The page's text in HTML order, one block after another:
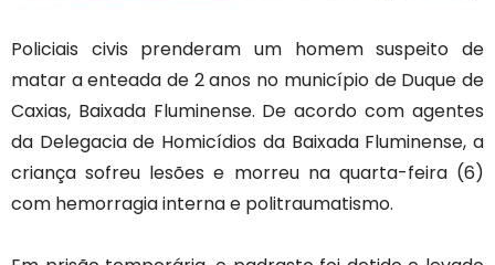
Policiais civis prenderam um homem suspeito de
matar a enteada de 2 anos no município de Duque de
Caxias, Baixada Fluminense. De acordo com agentes
da Delegacia de Homicídios da Baixada Fluminense, a
criança sofreu lesões e morreu na quarta-feira (6)
com hemorragia interna e politraumatismo.